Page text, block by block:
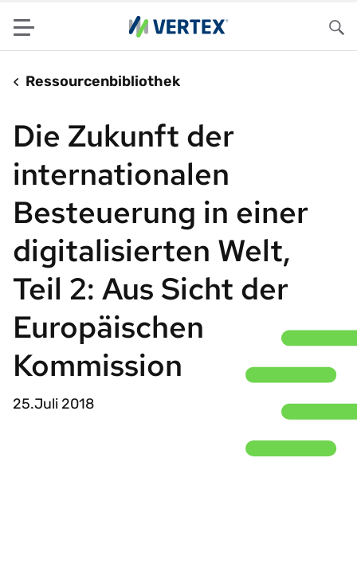
Menu
Ressourcenbibliothek
Die Zukunft der
internationalen
Besteuerung in einer
digitalisierten Welt,
Teil 2: Aus Sicht der
Europäischen
Kommission
25.Juli 2018